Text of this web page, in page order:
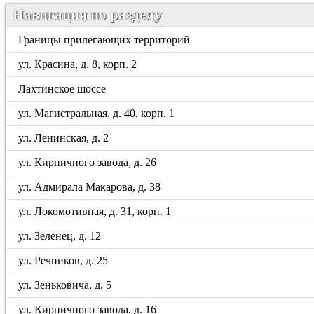
Навигация по разделу
Границы прилегающих территорий
ул. Красина, д. 8, корп. 2
Лахтинское шоссе
ул. Магистральная, д. 40, корп. 1
ул. Ленинская, д. 2
ул. Кирпичного завода, д. 26
ул. Адмирала Макарова, д. 38
ул. Локомотивная, д. 31, корп. 1
ул. Зеленец, д. 12
ул. Речников, д. 25
ул. Зеньковича, д. 5
ул. Кирпичного завода, д. 16